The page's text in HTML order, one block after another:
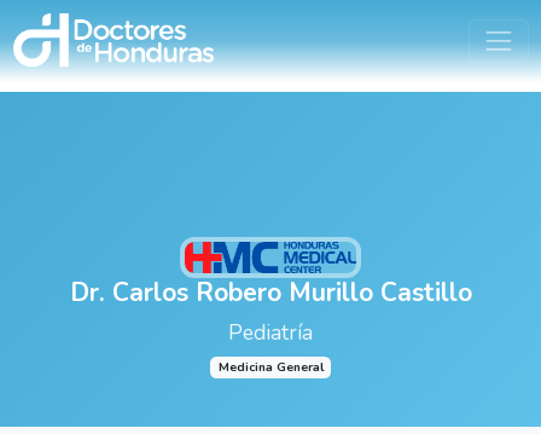
Dr. Carlos Robero Murillo Castillo
Pediatría
Medicina General